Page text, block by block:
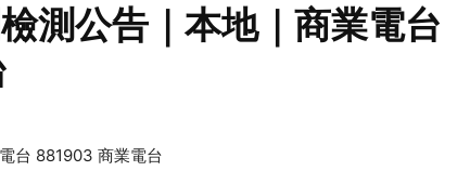
測公告｜本地｜商業電台
台 881903 商業電台